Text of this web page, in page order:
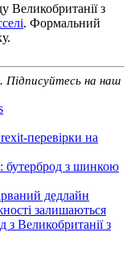
Великобританії з
. Формальний
Підписуйтесь на наш
перевірки на
бутерброд з шинкою
дедлайн
залишаються
Великобританії з